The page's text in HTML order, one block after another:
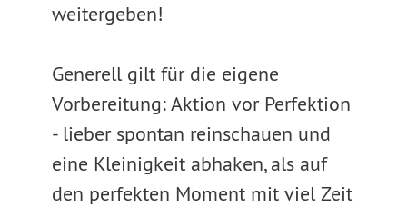
weitergeben!
Generell gilt für die eigene
Vorbereitung: Aktion vor Perfektion
- lieber spontan reinschauen und
eine Kleinigkeit abhaken, als auf
den perfekten Moment mit viel Zeit